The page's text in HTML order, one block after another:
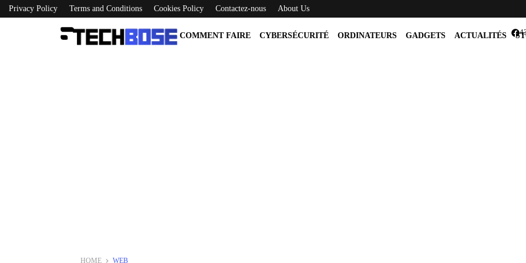
Privacy Policy Terms and Conditions Cookies Policy Contactez-nous About Us
COMMENT FAIRE CYBERSÉCURITÉ ORDINATEURS GADGETS ACTUALITÉS
HOME WEB